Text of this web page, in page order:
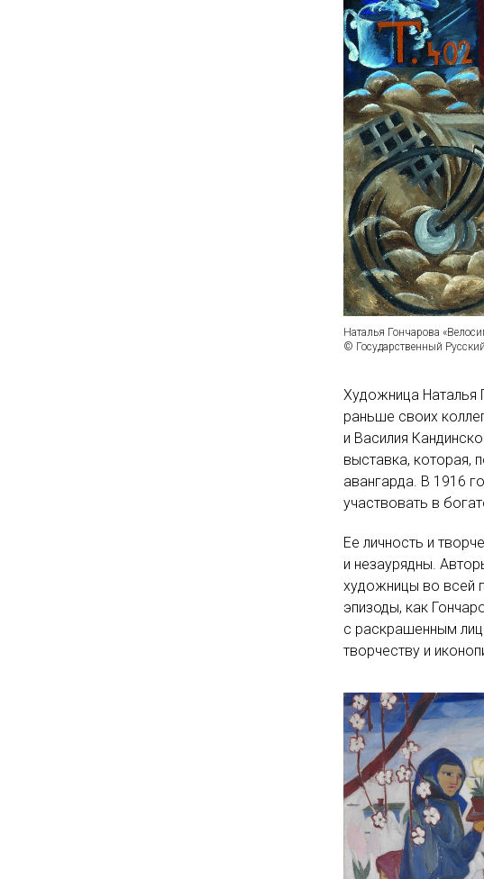
Наталья Гончарова
© Государственный
Художница Наталья
раньше своих
и Василия
выставка, которая,
авангарда. В 1916
участвовать в
Ее личность и
и незаурядны.
художницы во всей
эпизоды, как
с раскрашенным
творчеству и